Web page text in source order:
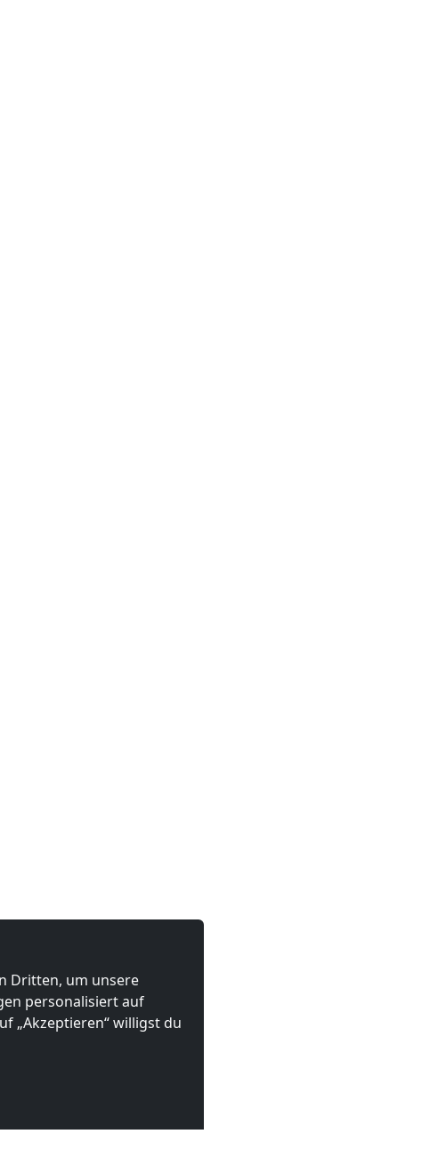
Dritten, um unsere
personalisiert auf
„Akzeptieren“ willigst du